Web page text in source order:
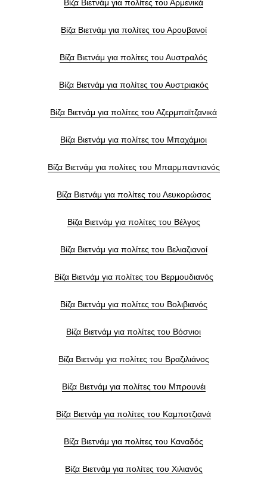
Βίζα Βιετνάμ για πολίτες του Αρμενικά
Βίζα Βιετνάμ για πολίτες του Αρουβανοί
Βίζα Βιετνάμ για πολίτες του Αυστραλός
Βίζα Βιετνάμ για πολίτες του Αυστριακός
Βίζα Βιετνάμ για πολίτες του Αζερμπαϊτζανικά
Βίζα Βιετνάμ για πολίτες του Μπαχάμιοι
Βίζα Βιετνάμ για πολίτες του Μπαρμπαντιανός
Βίζα Βιετνάμ για πολίτες του Λευκορώσος
Βίζα Βιετνάμ για πολίτες του Βέλγος
Βίζα Βιετνάμ για πολίτες του Βελιαζιανοί
Βίζα Βιετνάμ για πολίτες του Βερμουδιανός
Βίζα Βιετνάμ για πολίτες του Βολιβιανός
Βίζα Βιετνάμ για πολίτες του Βόσνιοι
Βίζα Βιετνάμ για πολίτες του Βραζιλιάνος
Βίζα Βιετνάμ για πολίτες του Μπρουνέι
Βίζα Βιετνάμ για πολίτες του Καμποτζιανά
Βίζα Βιετνάμ για πολίτες του Καναδός
Βίζα Βιετνάμ για πολίτες του Χιλιανός